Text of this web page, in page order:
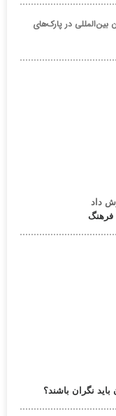
در پارک‌های
داد
فرهنگ
نگران باشند؟